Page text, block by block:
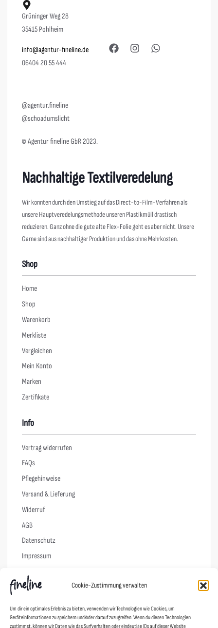
Cookie-Zustimmung verwalten
Um dir ein optimales Erlebnis zu bieten, verwenden wir Technologien wie Cookies, um
Geräteinformationen zu speichern und/oder darauf zuzugreifen. Wenn du diesen Technologien
zustimmst, können wir Daten wie das Surfverhalten oder eindeutige IDs auf dieser Website
Grüninger Weg 28
35415 Pohlheim
info@agentur-fineline.de
06404 20 55 444
@agentur.fineline
@schoadumslicht
© Agentur fineline GbR 2023.
Nachhaltige Textilveredelung
Wir konnten durch den Umstieg auf das Direct-to-Film-Verfahren als
unsere Hauptveredelungsmethode unseren Plastikmüll drastisch
reduzieren. Ganz ohne die gute alte Flex-Folie geht es aber nicht. Unsere
Garne sind aus nachhaltiger Produktion und das ohne Mehrkosten.
Shop
Home
Shop
Warenkorb
Merkliste
Vergleichen
Mein Konto
Marken
Zertifikate
Info
Vertrag widerrufen
FAQs
Pflegehinweise
Versand & Lieferung
Widerruf
AGB
Datenschutz
Impressum
Kontakt